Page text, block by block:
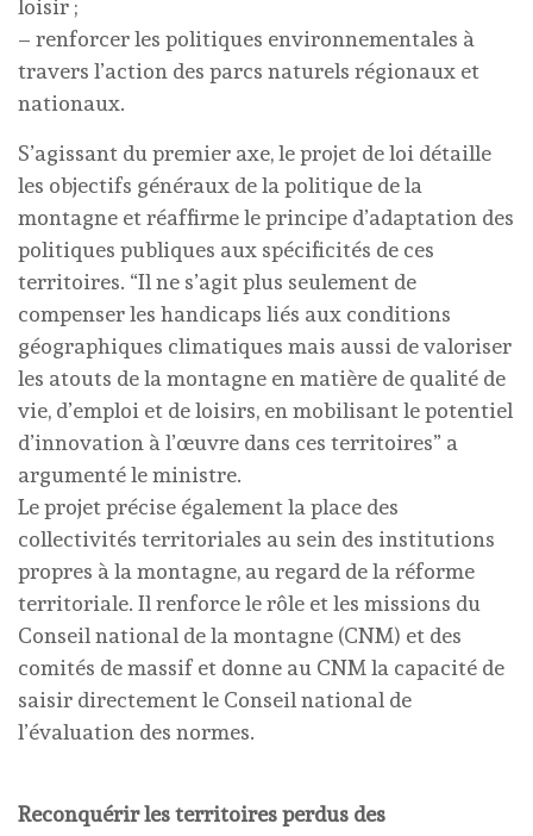
loisir ;
– renforcer les politiques environnementales à
travers l’action des parcs naturels régionaux et
nationaux.
S’agissant du premier axe, le projet de loi détaille
les objectifs généraux de la politique de la
montagne et réaffirme le principe d’adaptation des
politiques publiques aux spécificités de ces
territoires. “Il ne s’agit plus seulement de
compenser les handicaps liés aux conditions
géographiques climatiques mais aussi de valoriser
les atouts de la montagne en matière de qualité de
vie, d’emploi et de loisirs, en mobilisant le potentiel
d’innovation à l’œuvre dans ces territoires” a
argumenté le ministre.
Le projet précise également la place des
collectivités territoriales au sein des institutions
propres à la montagne, au regard de la réforme
territoriale. Il renforce le rôle et les missions du
Conseil national de la montagne (CNM) et des
comités de massif et donne au CNM la capacité de
saisir directement le Conseil national de
l’évaluation des normes.
Reconquérir les territoires perdus des